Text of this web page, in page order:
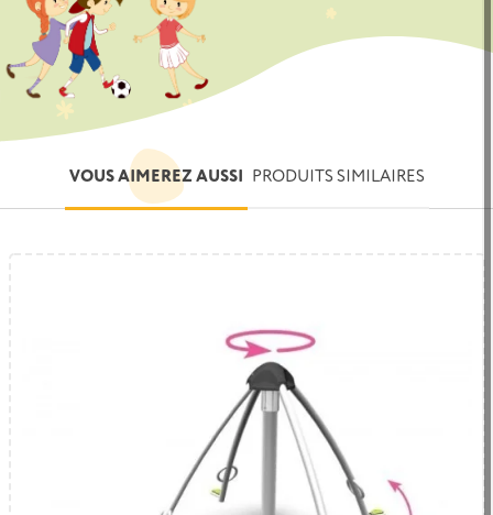
VOUS AIMEREZ AUSSI PRODUITS SIMILAIRES